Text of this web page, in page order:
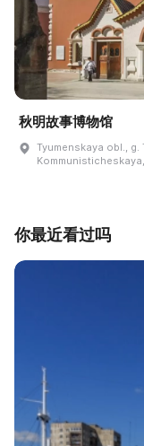
秋明故事博物馆
Tyumenskaya obl., g.
你最近看过吗